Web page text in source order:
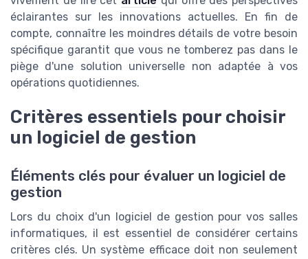
éclairantes sur les innovations actuelles. En fin de
compte, connaître les moindres détails de votre besoin
spécifique garantit que vous ne tomberez pas dans le
piège d'une solution universelle non adaptée à vos
opérations quotidiennes.
Critères essentiels pour choisir
un logiciel de gestion
Éléments clés pour évaluer un logiciel de
gestion
Lors du choix d'un logiciel de gestion pour vos salles
informatiques, il est essentiel de considérer certains
critères clés. Un système efficace doit non seulement